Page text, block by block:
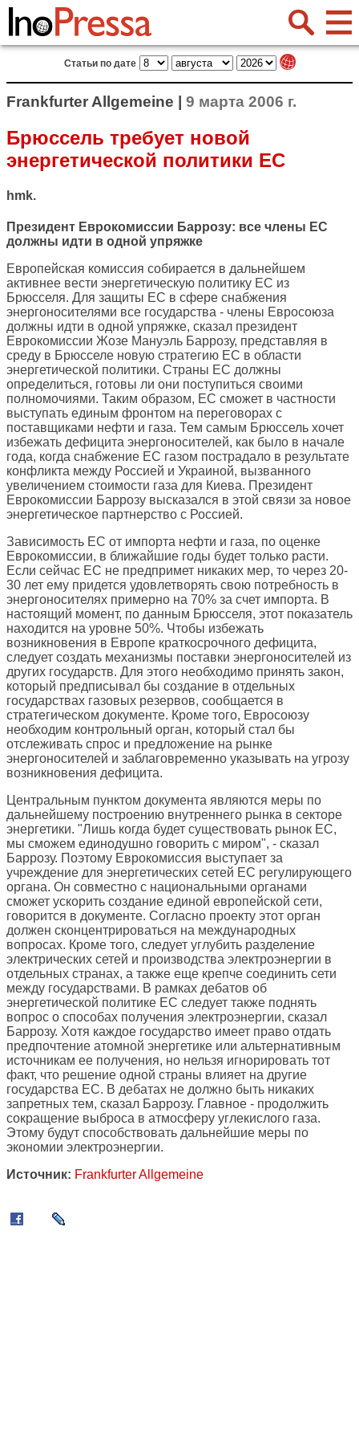
Статьи по дате
Frankfurter Allgemeine | 9 марта 2006 г.
Брюссель требует новой
энергетической политики ЕС
hmk.
Президент Еврокомиссии Баррозу: все члены ЕС
должны идти в одной упряжке
Европейская комиссия собирается в дальнейшем
активнее вести энергетическую политику ЕС из
Брюсселя. Для защиты ЕС в сфере снабжения
энергоносителями все государства - члены Евросоюза
должны идти в одной упряжке, сказал президент
Еврокомиссии Жозе Мануэль Баррозу, представляя в
среду в Брюсселе новую стратегию ЕС в области
энергетической политики. Страны ЕС должны
определиться, готовы ли они поступиться своими
полномочиями. Таким образом, ЕС сможет в частности
выступать единым фронтом на переговорах с
поставщиками нефти и газа. Тем самым Брюссель хочет
избежать дефицита энергоносителей, как было в начале
года, когда снабжение ЕС газом пострадало в результате
конфликта между Россией и Украиной, вызванного
увеличением стоимости газа для Киева. Президент
Еврокомиссии Баррозу высказался в этой связи за новое
энергетическое партнерство с Россией.
Зависимость ЕС от импорта нефти и газа, по оценке
Еврокомиссии, в ближайшие годы будет только расти.
Если сейчас ЕС не предпримет никаких мер, то через 20-
30 лет ему придется удовлетворять свою потребность в
энергоносителях примерно на 70% за счет импорта. В
настоящий момент, по данным Брюсселя, этот показатель
находится на уровне 50%. Чтобы избежать
возникновения в Европе краткосрочного дефицита,
следует создать механизмы поставки энергоносителей из
других государств. Для этого необходимо принять закон,
который предписывал бы создание в отдельных
государствах газовых резервов, сообщается в
стратегическом документе. Кроме того, Евросоюзу
необходим контрольный орган, который стал бы
отслеживать спрос и предложение на рынке
энергоносителей и заблаговременно указывать на угрозу
возникновения дефицита.
Центральным пунктом документа являются меры по
дальнейшему построению внутреннего рынка в секторе
энергетики. "Лишь когда будет существовать рынок ЕС,
мы сможем единодушно говорить с миром", - сказал
Баррозу. Поэтому Еврокомиссия выступает за
учреждение для энергетических сетей ЕС регулирующего
органа. Он совместно с национальными органами
сможет ускорить создание единой европейской сети,
говорится в документе. Согласно проекту этот орган
должен сконцентрироваться на международных
вопросах. Кроме того, следует углубить разделение
электрических сетей и производства электроэнергии в
отдельных странах, а также еще крепче соединить сети
между государствами. В рамках дебатов об
энергетической политике ЕС следует также поднять
вопрос о способах получения электроэнергии, сказал
Баррозу. Хотя каждое государство имеет право отдать
предпочтение атомной энергетике или альтернативным
источникам ее получения, но нельзя игнорировать тот
факт, что решение одной страны влияет на другие
государства ЕС. В дебатах не должно быть никаких
запретных тем, сказал Баррозу. Главное - продолжить
сокращение выброса в атмосферу углекислого газа.
Этому будут способствовать дальнейшие меры по
экономии электроэнергии.
Источник: Frankfurter Allgemeine